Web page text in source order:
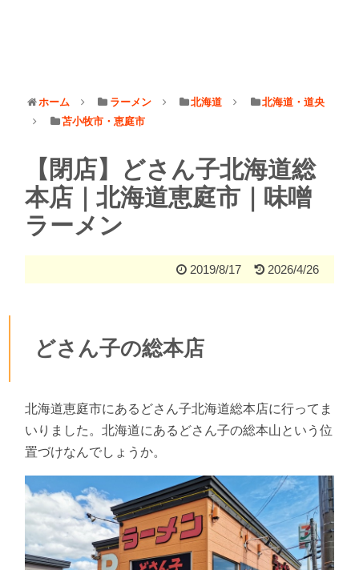
ホーム ラーメン 北海道
北海道・道央
苫小牧市・恵庭市
【閉店】どさん子北海道総
本店｜北海道恵庭市｜味噌
ラーメン
2019/8/17 2026/4/26
どさん子の総本店
北海道恵庭市にあるどさん子北海道総本店に行ってま
いりました。北海道にあるどさん子の総本山という位
置づけなんでしょうか。